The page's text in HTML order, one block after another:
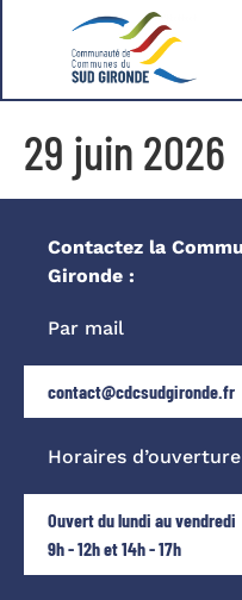
29 juin 2026
Contactez la
Gironde :
Par mail
contact@cdcsudgironde.fr
Horaires d’ouverture
Ouvert du lundi au vendredi
9h - 12h et 14h - 17h